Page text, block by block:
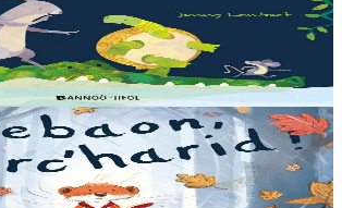
a c’haller gwelet er paludoù pa vez an noz
ebet avat. Peursur eo Logodennig. N’eo
!